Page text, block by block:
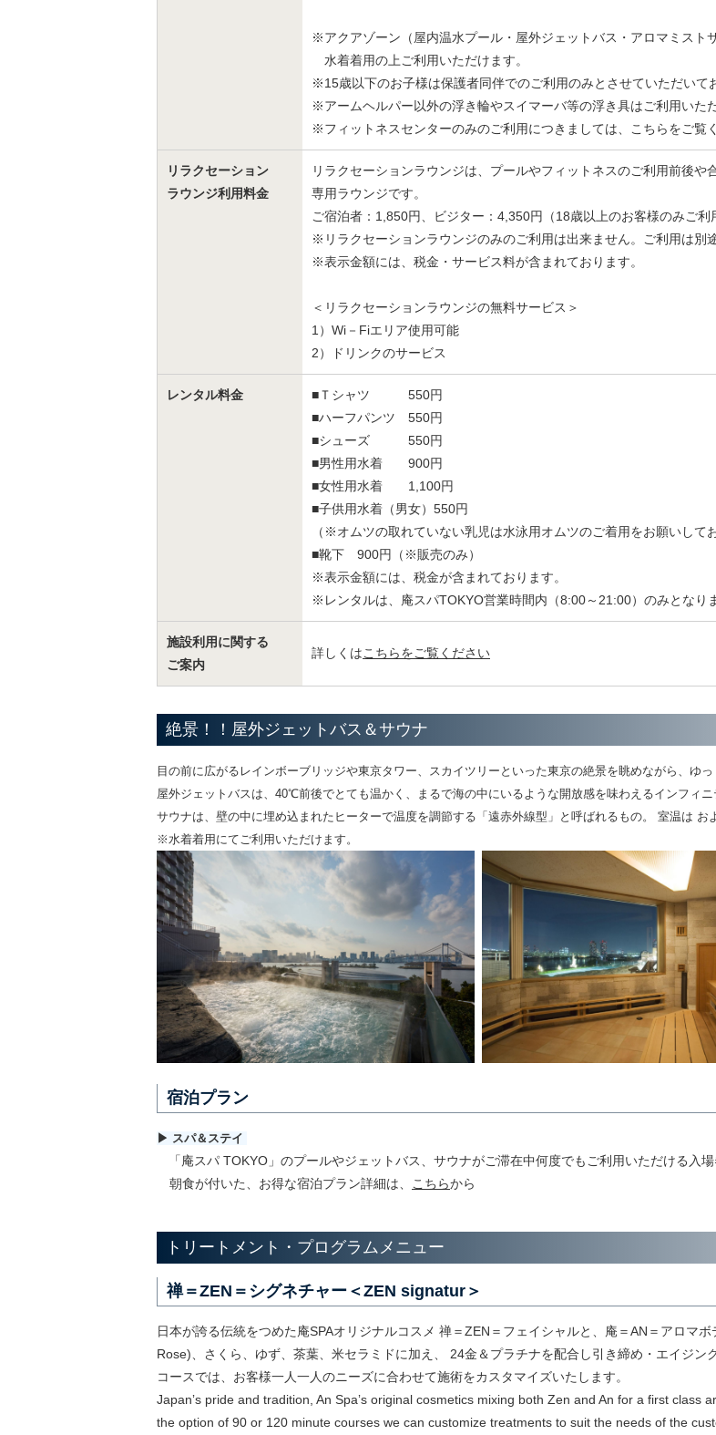
※アクアゾーン（屋内温水プール・屋外ジェットバス・アロマミスト
水着着用の上ご利用いただけます。
※15歳以下のお子様は保護者同伴でのご利用のみとさせていただいて
※アームヘルパー以外の浮き輪やスイマーバ等の浮き具はご利用いた
※フィットネスセンターのみのご利用につきましては、
こちらをご覧
リラクセーション
ラウンジ利用料金
リラクセーションラウンジは、プールやフィットネスのご利用前後
専用ラウンジです。
ご宿泊者：1,850円、ビジター：4,350円（18歳以上のお客様のみご利
※リラクセーションラウンジのみのご利用は出来ません。ご利用は別
※表示金額には、税金・サービス料が含まれております。
＜リラクセーションラウンジの無料サービス＞
1）Wi－Fiエリア使用可能
2）ドリンクのサービス
レンタル料金
■Ｔシャツ 550円
■ハーフパンツ 550円
■シューズ 550円
■男性用水着 900円
■女性用水着 1,100円
■子供用水着（男女）550円
（※オムツの取れていない乳児は水泳用オムツのご着用をお願いして
■靴下 900円（※販売のみ）
※表示金額には、税金が含まれております。
※レンタルは、庵スパTOKYO営業時間内（8:00～21:00）のみとなり
施設利用に関する
ご案内
詳しくはこちらをご覧ください
絶景！！屋外ジェットバス＆サウナ
目の前に広がるレインボーブリッジや東京タワー、スカイツリーといった東京の絶景を眺めながら、ゆ
屋外ジェットバスは、40℃前後でとても温かく、まるで海の中にいるような開放感を味わえるインフィニ
サウナは、壁の中に埋め込まれたヒーターで温度を調節する「遠赤外線型」と呼ばれるもの。 室温は お
※水着着用にてご利用いただけます。
宿泊プラン
▶ スパ＆ステイ
「庵スパ TOKYO」のプールやジェットバス、サウナがご滞在中何度でもご利用いただける入場
朝食が付いた、お得な宿泊プラン詳細は、
こちらから
トリートメント・プログラムメニュー
禅＝ZEN＝シグネチャー＜ZEN signatur＞
日本が誇る伝統をつめた庵SPAオリジナルコスメ 禅＝ZEN＝フェイシャルと、庵＝AN＝アロマ
Rose)、さくら、ゆず、茶葉、米セラミドに加え、 24金＆プラチナを配合し引き締め・エイジ
コースでは、お客様一人一人のニーズに合わせて施術をカスタマイズいたします。
Japanʼs pride and tradition, An Spaʼs original cosmetics mixing both Zen and An for a first
the option of 90 or 120 minute courses we can customize treatments to suit the needs of the